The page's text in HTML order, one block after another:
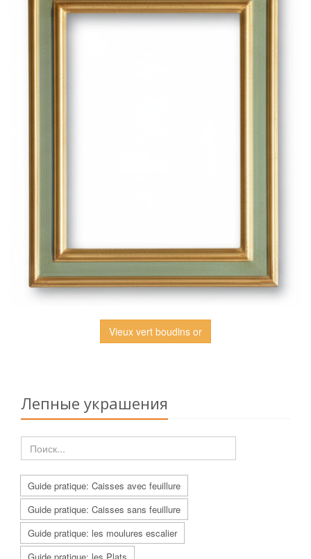
Vieux vert boudins or
Лепные украшения
Guide pratique: Caisses avec feuillure
Guide pratique: Caisses sans feuillure
Guide pratique: les moulures escalier